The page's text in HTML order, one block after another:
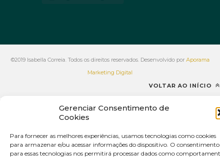
Gerenciar Consentimento de
Cookies
Para fornecer as melhores experiências, usamos tecnologias como cookies
para armazenar e/ou acessar informações do dispositivo. O consentimento
para essas tecnologias nos permitirá processar dados como
©2019 Isabella Correia. Todos os direitos reservados. Desenvolvido por Aporama
Marketing Digital
VOLTAR AO INÍCIO